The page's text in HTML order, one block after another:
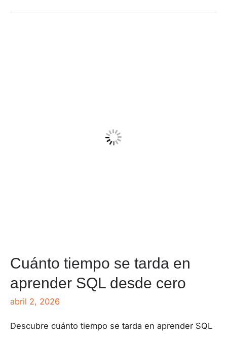
Cuánto tiempo se tarda en
aprender SQL desde cero
abril 2, 2026
Descubre cuánto tiempo se tarda en aprender SQL